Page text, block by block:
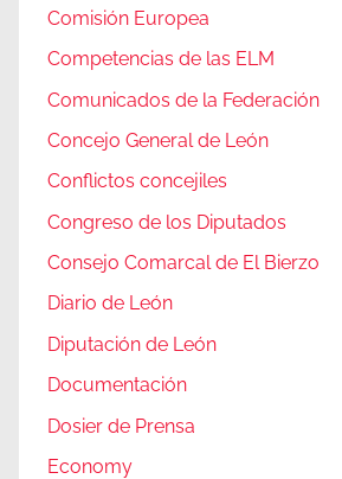
Comisión Europea
Competencias de las ELM
Comunicados de la Federación
Concejo General de León
Conflictos concejiles
Congreso de los Diputados
Consejo Comarcal de El Bierzo
Diario de León
Diputación de León
Documentación
Dosier de Prensa
Economy